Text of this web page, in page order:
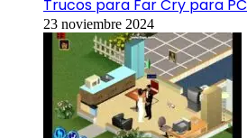
Trucos para Far Cry para PC
23 noviembre 2024